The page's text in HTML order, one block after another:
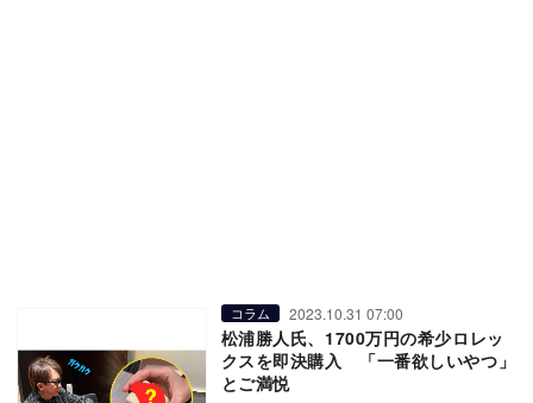
コラム 2023.10.31 07:00
松浦勝人氏、1700万円の希少ロレッ
クスを即決購入 「一番欲しいやつ」
とご満悦